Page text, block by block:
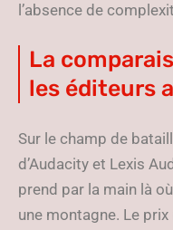
l’absence de
La
les éditeurs
Sur le champ de
d’Audacity et Lexis
prend par la main là
une montagne. Le